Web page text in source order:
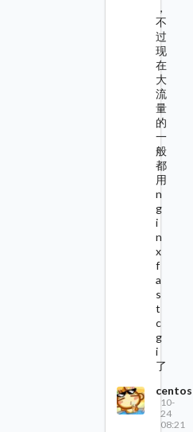
，
不
过
现
在
大
流
量
的
一
般
都
用
n
g
i
n
x
f
a
s
t
c
g
i
了
centos
10-
24
08:21